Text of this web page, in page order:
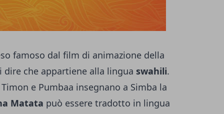
famoso dal film di animazione della
dire che appartiene alla lingua swahili.
e Pumbaa insegnano a Simba la
Matata può essere tradotto in lingua